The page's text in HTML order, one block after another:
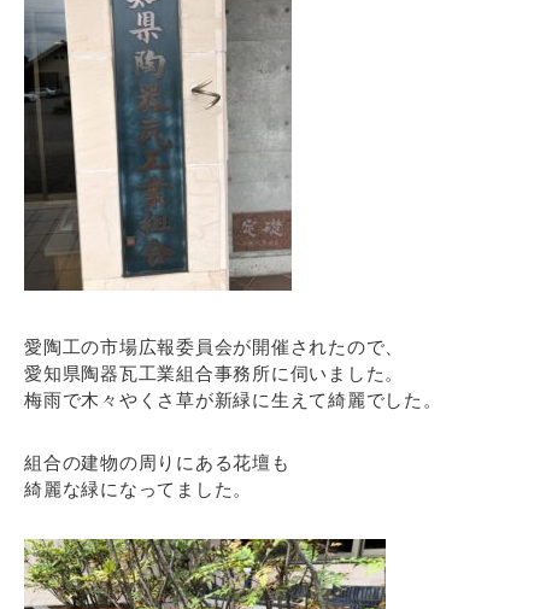
愛陶工の市場広報委員会が開催されたので、
愛知県陶器瓦工業組合事務所に伺いました。
梅雨で木々やくさ草が新緑に生えて綺麗でした。
組合の建物の周りにある花壇も
綺麗な緑になってました。